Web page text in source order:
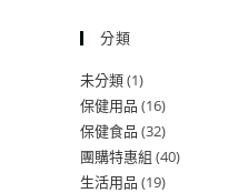
分類
未分類 1
保健用品 16
保健食品 32
團購特惠組 40
生活用品 19